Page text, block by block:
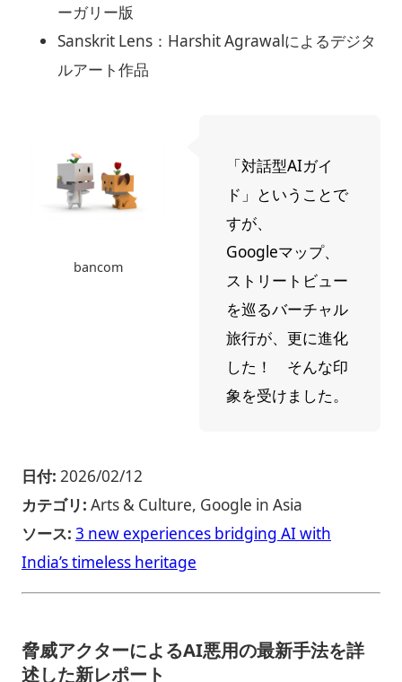
ーガリー版
Sanskrit Lens：Harshit Agrawalによるデジタ
ルアート作品
bancom
「対話型AIガイ
ド」ということで
すが、
Googleマップ、
ストリートビュー
を巡るバーチャル
旅行が、更に進化
した！ そんな印
象を受けました。
日付: 2026/02/12
カテゴリ: Arts & Culture, Google in Asia
ソース: 3 new experiences bridging AI with
India’s timeless heritage
脅威アクターによるAI悪用の最新手法を詳
述した新レポート